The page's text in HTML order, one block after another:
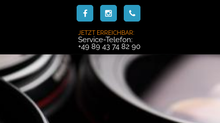
JETZT ERREICHBAR:
Service-Telefon:
+49 89 43 74 82 90